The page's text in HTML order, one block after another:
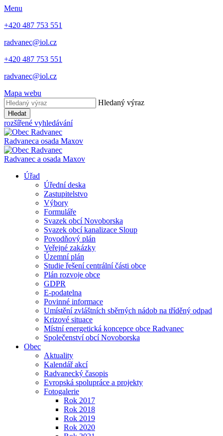
Menu
+420 487 753 551
radvanec@iol.cz
+420 487 753 551
radvanec@iol.cz
Mapa webu
Hledaný výraz
Hledat
rozšířené vyhledávání
Radvaneca osada Maxov
Radvanec a osada Maxov
Úřad
Úřední deska
Zastupitelstvo
Výbory
Formuláře
Svazek obcí Novoborska
Svazek obcí kanalizace Sloup
Povodňový plán
Veřejné zakázky
Územní plán
Studie řešení centrální části obce
Plán rozvoje obce
GDPR
E-podatelna
Povinné informace
Umístění zvláštních sběrných nádob na tříděný odpad
Krizové situace
Místní energetická koncepce obce Radvanec
Společenství obcí Novoborska
Obec
Aktuality
Kalendář akcí
Radvanecký časopis
Evropská spolupráce a projekty
Fotogalerie
Rok 2017
Rok 2018
Rok 2019
Rok 2020